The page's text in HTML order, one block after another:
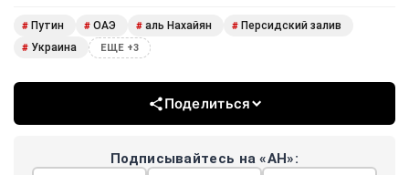
# Путин # ОАЭ # аль Нахайян # Персидский залив
# Украина ЕЩЕ +3
Поделиться
Подписывайтесь на «АН»: